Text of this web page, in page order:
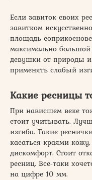
Если завиток своих
завитком
площадь
максимально большой
девушки от природы
применять слабый
Какие ресницы
При нависшем веке
стоит учитывать.
изгиба. Такие
касаться краями
дискомфорт. Стоит
ресниц. Все-таки
на цифре 10 мм.